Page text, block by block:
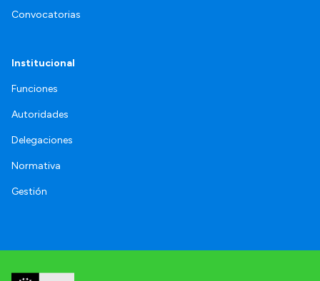
Convocatorias
Institucional
Funciones
Autoridades
Delegaciones
Normativa
Gestión